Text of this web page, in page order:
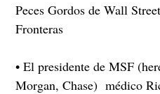
Peces Gordos de Wall
Fronteras
• El presidente de MSF
Morgan, Chase) médico